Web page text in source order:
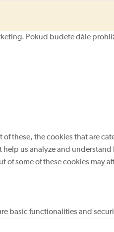
Pokud budete dále
these, the cookies that are
us analyze and
some of these cookies may
basic functionalities and